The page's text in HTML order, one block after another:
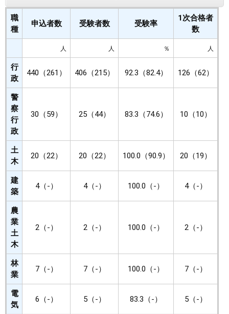
職
種
申込者数 受験者数 受験率
1次合格者
数
人 人 ％ 人
行
政
440（261） 406（215） 92.3（82.4） 126（62）
警
察
行
政
30（59） 25（44） 83.3（74.6） 10（10）
土
木
20（22） 20（22） 100.0（90.9） 20（19）
建
築
4（-） 4（-） 100.0（-） 4（-）
農
業
土
木
2（-） 2（-） 100.0（-） 2（-）
林
業
7（-） 7（-） 100.0（-） 7（-）
電
気
6（-） 5（-） 83.3（-） 5（-）